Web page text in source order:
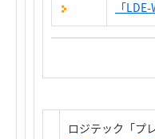
「
ロジテック「プ